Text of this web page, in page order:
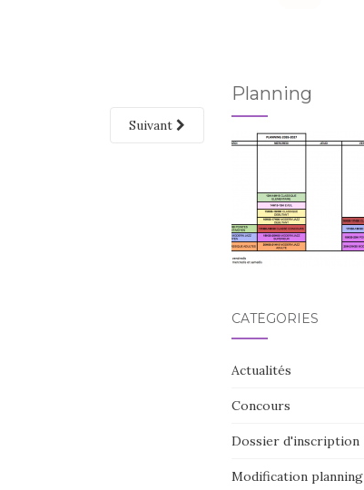
Suivant
Planning
CATÉGORIES
Actualités
Concours
Dossier d'inscription
Modification planning